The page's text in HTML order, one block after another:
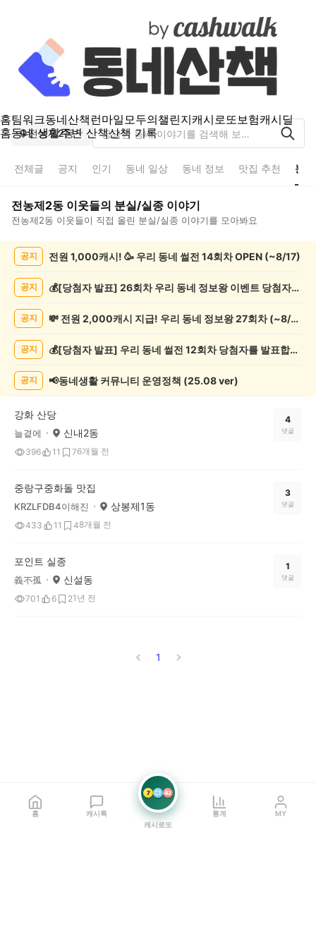
홈팀워크동네산책 런마일모두의챌린지캐시로또보험캐시딜
홈동네 생활주변 산책산책 기록
전농제2동
전체글 공지 인기 동네 일상 동네 정보 맛집 추천 분
전농제2동 이웃들의 분실/실종 이야기
전농제2동 이웃들이 직접 올린 분실/실종 이야기를 모아봐요
실/
글
공지 전원 1,000캐시! 🥳 우리 동네 썰전 14회차 OPEN (~8/17)
공지 💰[당첨자 발표] 26회차 우리 동네 정보왕 이벤트 당첨자를 발표합니다!
공지 💸 전원 2,000캐시 지급! 우리 동네 정보왕 27회차 (~8/10)
공지 💰[당첨자 발표] 우리 동네 썰전 12회차 당첨자를 발표합니다!
공지 📢동네생활 커뮤니티 운영정책 (25.08 ver)
강화 산당
늘곁에 신내2동
396 11 76개월 전
4
댓글
중랑구중화돌 맛집
KRZLFDB4이해진 상봉제1동
433 11 48개월 전
3
댓글
포인트 실종
義不孤 신설동
701 6 21년 전
1
댓글
1
홈 캐시톡
7 21 42
캐시로또
통계 MY